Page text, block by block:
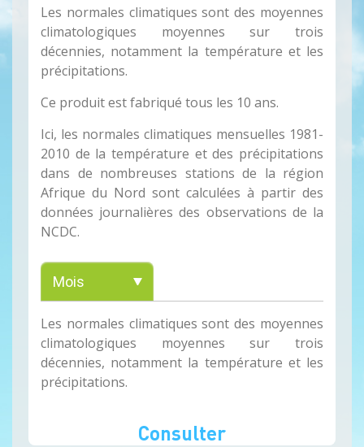
Les normales climatiques sont des moyennes
climatologiques moyennes sur trois
décennies, notamment la température et les
précipitations.
Ce produit est fabriqué tous les 10 ans.
Ici, les normales climatiques mensuelles 1981-
2010 de la température et des précipitations
dans de nombreuses stations de la région
Afrique du Nord sont calculées à partir des
données journalières des observations de la
NCDC.
Les normales climatiques sont des moyennes
climatologiques moyennes sur trois
décennies, notamment la température et les
précipitations.
Consulter